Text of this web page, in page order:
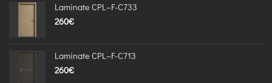
Laminate CPL–F-C733
260€
Laminate CPL–F-C713
260€